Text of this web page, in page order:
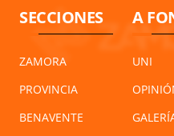
SECCIONES
ZAMORA
PROVINCIA
BENAVENTE
A
UNI